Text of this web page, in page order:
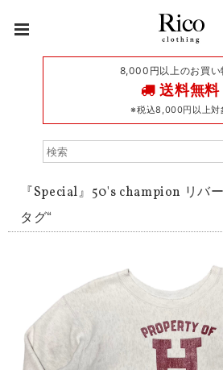
8,000円以上のお買い
送料無料
※税込8,000円以上対
『Special』50's champion リバ
タグ“